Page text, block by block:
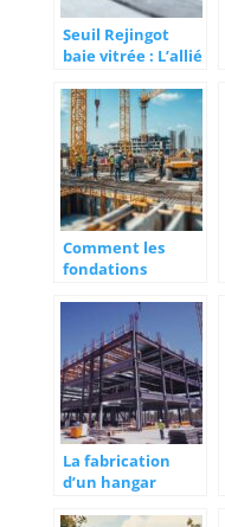
Seuil Rejingot
baie vitrée : L’allié
votre isolation
thermique
Comment les
fondations
garantissent la
stabilite des ponts
La fabrication
d’un hangar